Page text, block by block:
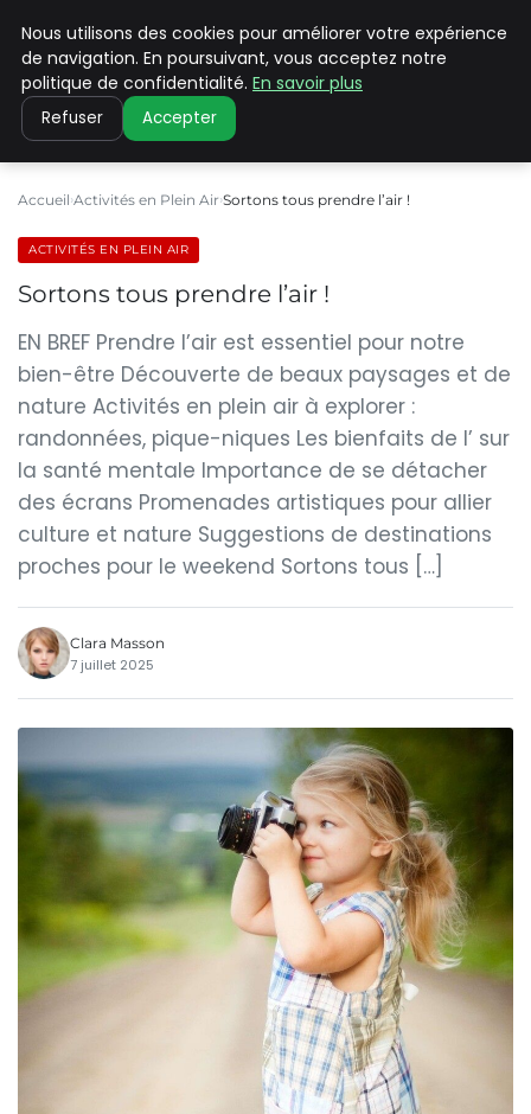
PILAT PATRIMOINES
Accueil Activités en Plein Air Sortons tous prendre l’air !
ACTIVITÉS EN PLEIN AIR
Sortons tous prendre l’air !
EN BREF Prendre l’air est essentiel pour notre
bien-être Découverte de beaux paysages et de
nature Activités en plein air à explorer :
randonnées, pique-niques Les bienfaits de l’ sur
la santé mentale Importance de se détacher
des écrans Promenades artistiques pour allier
culture et nature Suggestions de destinations
proches pour le weekend Sortons tous […]
Clara Masson
7 juillet 2025
Nous utilisons des cookies pour améliorer votre expérience
de navigation. En poursuivant, vous acceptez notre
politique de confidentialité. En savoir plus
Refuser Accepter